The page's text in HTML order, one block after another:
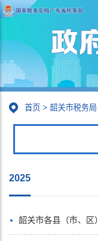
首页 > 韶关市税务局
2025
韶关市各县（市、区）税务局